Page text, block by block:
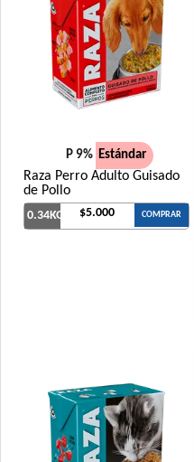
P 9% Estándar
Raza Perro Adulto Guisado
de Pollo
0.34KG $5.000 COMPRAR